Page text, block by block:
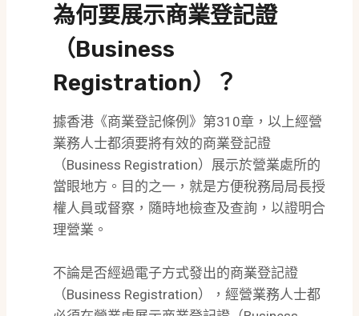
為何要展示商業登記證
（Business
Registration）？
據香港《商業登記條例》第310章，以上經營
業務人士都須要將有效的商業登記證
（Business Registration）展示於營業處所的
當眼地方。目的之一，就是方便稅務局局長授
權人員或督察，隨時地檢查及查詢，以證明合
理營業。
不論是否經過電子方式發出的商業登記證
（Business Registration），經營業務人士都